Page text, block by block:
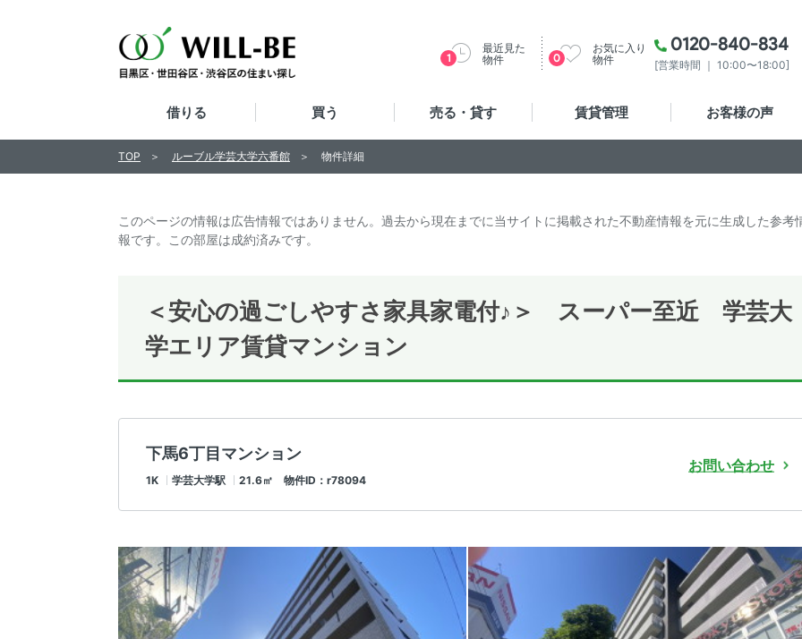
0120-840-834
[営業時間 ｜ 10:00〜18:00]
最近見た
物件
1
お気に入り
物件
0
借りる 買う 売る・貸す 賃貸管理 お客様の声
このページの情報は広告情報ではありません。過去から現在までに当サイトに掲載された不動産情報を元に生成した参考
報です。この部屋は成約済みです。
＜安心の過ごしやすさ家具家電付♪＞ スーパー至近 学芸大
学エリア賃貸マンション
下馬6丁目マンション
1K 学芸大学駅 21.6㎡ 物件ID：r78094
お問い合わせ
TOP ルーブル学芸大学六番館 物件詳細